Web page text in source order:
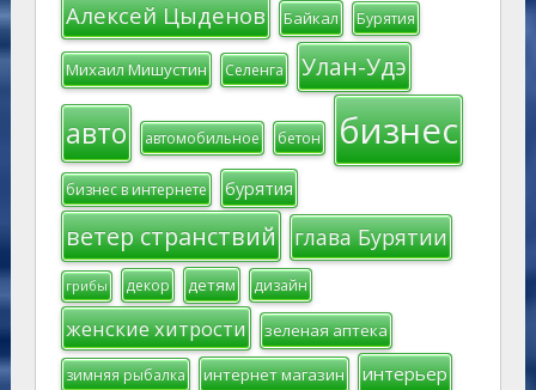
Алексей Цыденов Байкал Бурятия
Михаил Мишустин Селенга Улан-Удэ
авто автомобильное бетон бизнес
бизнес в интернете бурятия
ветер странствий глава Бурятии
грибы декор детям дизайн
женские хитрости зеленая аптека
зимняя рыбалка интернет магазин интерьер